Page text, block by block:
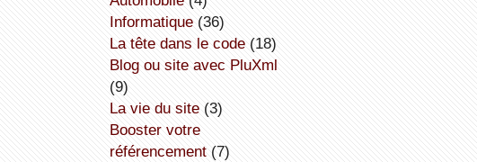
informatique(36)
la tête dans le code(18)
Blog ou site avec PluXml
(9)
la vie du site(3)
booster votre
référencement(7)